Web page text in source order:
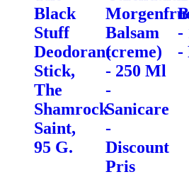
Black
Stuff
Deodorant
Stick,
The
Shamrock
Saint,
95 G.
Balsam
(creme)
- 250 Ml
-
Sanicare
-
Discount
Pris
-
-